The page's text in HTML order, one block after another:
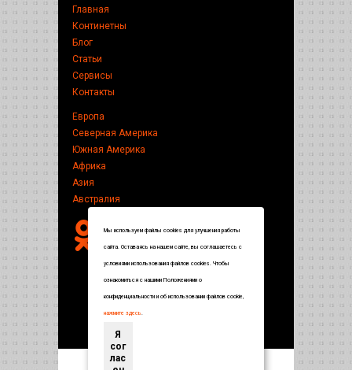
Главная
Континетны
Блог
Статьи
Сервисы
Контакты
Европа
Северная Америка
Южная Америка
Африка
Азия
Австралия
Мы используем файлы cookies для улучшения работы
сайта. Оставаясь на нашем сайте, вы соглашаетесь с
условиями использования файлов cookies. Чтобы
ознакомиться с нашими Положениями о
конфиденциальности и об использовании файлов cookie,
нажмите здесь.
Я
сог
лас